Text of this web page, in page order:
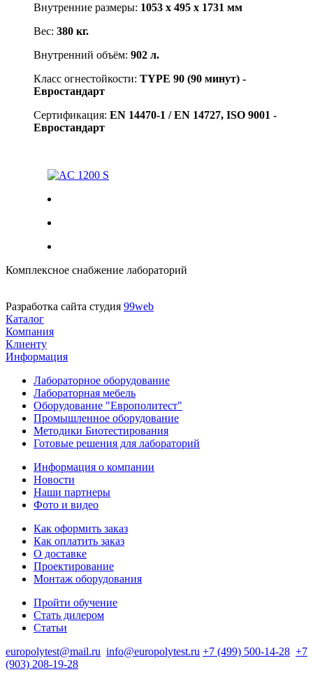
Внутренние размеры: 1053 x 495 x 1731 мм
Вес: 380 кг.
Внутренний объём: 902 л.
Класс огнестойкости: TYPE 90 (90 минут) -
Евростандарт
Сертификация: EN 14470-1 / EN 14727, ISO 9001 -
Евростандарт
AC 1200 S
Комплексное снабжение лабораторий
Разработка сайта студия 99web
Каталог
Компания
Клиенту
Информация
Лабораторное оборудование
Лабораторная мебель
Оборудование "Европолитест"
Промышленное оборудование
Методики Биотестирования
Готовые решения для лабораторий
Информация о компании
Новости
Наши партнеры
Фото и видео
Как оформить заказ
Как оплатить заказ
О доставке
Проектирование
Монтаж оборудования
Пройти обучение
Стать дилером
Статьи
europolytest@mail.ru info@europolytest.ru +7 (499) 500-14-28 +7
(903) 208-19-28